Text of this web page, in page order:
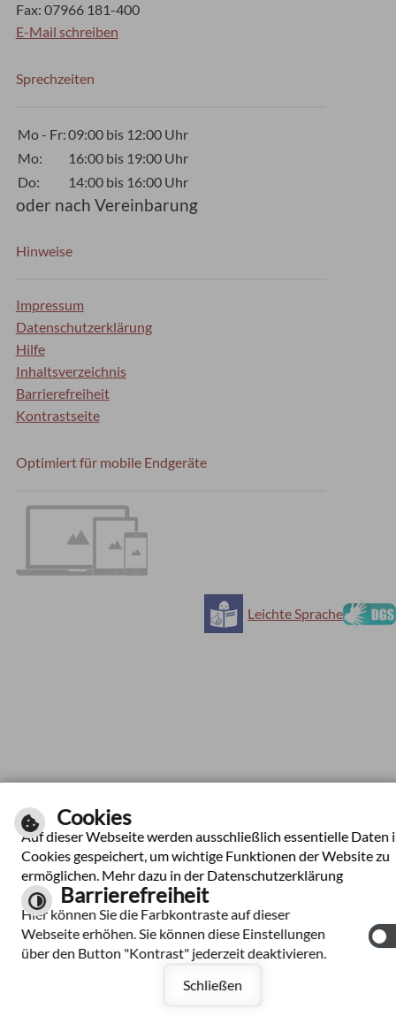
Fax: 07966 181-400
E-Mail schreiben
Sprechzeiten
Mo - Fr:09:00 bis 12:00 Uhr
Mo:
16:00 bis 19:00 Uhr
Do:
14:00 bis 16:00 Uhr
oder nach Vereinbarung
Hinweise
Impressum
Datenschutzerklärung
Hilfe
Inhaltsverzeichnis
Barrierefreiheit
Kontrastseite
Optimiert für mobile Endgeräte
Leichte Sprache
Cookies
Auf dieser Webseite werden ausschließlich essentielle Daten
Cookies gespeichert, um wichtige Funktionen der Website zu
ermöglichen. Mehr dazu in der Datenschutzerklärung
Barrierefreiheit
Hier können Sie die Farbkontraste auf dieser
Webseite erhöhen. Sie können diese Einstellungen
über den Button "Kontrast" jederzeit deaktivieren.
Schließen